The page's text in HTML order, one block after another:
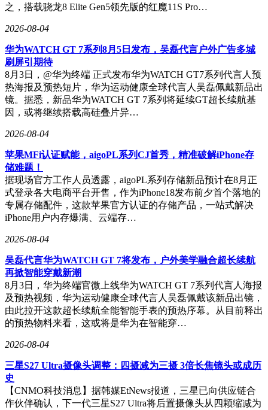
之，搭载骁龙8 Elite Gen5领先版的红魔11S Pro…
2026-08-04
华为WATCH GT 7系列8月5日发布，吴磊代言户外广告多城
刷屏引期待
8月3日，@华为终端 正式发布华为WATCH GT7系列代言人预
热海报及预热短片，华为运动健康全球代言人吴磊佩戴新品出
镜。据悉，新品华为WATCH GT 7系列将延续GT超长续航基
因，或将继续搭载高硅叠片异…
2026-08-04
苹果MFi认证赋能，aigoPL系列CJ首秀，精准破解iPhone存
储难题！
据现场官方工作人员透露，aigoPL系列存储新品预计在8月正
式登录各大电商平台开售，作为iPhone18发布前夕首个落地的
专属存储配件，这款苹果官方认证的存储产品，一站式解决
iPhone用户内存爆满、云端存…
2026-08-04
吴磊代言华为WATCH GT 7将发布，户外美学融合超长续航
再掀智能穿戴新潮
8月3日，华为终端官微上线华为WATCH GT 7系列代言人海报
及预热视频，华为运动健康全球代言人吴磊佩戴该新品出镜，
由此拉开这款超长续航全能智能手表的预热序幕。从目前释出
的预热物料来看，这或将是华为在智能穿…
2026-08-04
三星S27 Ultra摄像头调整：四摄减为三摄 3倍长焦镜头或成历
史
【CNMO科技消息】据韩媒EtNews报道，三星已向供应链合
作伙伴确认，下一代三星S27 Ultra将后置摄像头从四颗缩减为